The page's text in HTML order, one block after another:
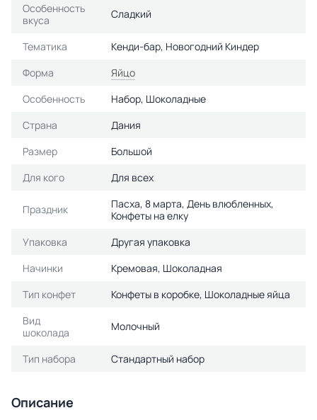
Особенность
вкуса
Сладкий
Тематика
Кенди-бар, Новогодний Киндер
Форма
Яйцо
Особенность
Набор, Шоколадные
Страна
Дания
Размер
Большой
Для кого
Для всех
Праздник
Пасха, 8 марта, День влюбленных,
Конфеты на елку
Упаковка
Другая упаковка
Начинки
Кремовая, Шоколадная
Тип конфет
Конфеты в коробке, Шоколадные яйца
Вид
шоколада
Молочный
Тип набора Стандартный набор
Описание